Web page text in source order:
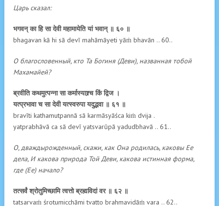
Царь сказал:
भगवन् का हि सा देवी महामायेति यां भवान् ॥ ६० ॥
bhagavan kā hi sā devī mahāmāyeti yāṁ bhavān .. 60..
О благословенный, кто Та Богиня (Деви), названная тобой
Махамайей?
ब्रवीति कथमुत्पन्ना सा कर्मास्याश्र्च किं द्विज ।
यत्प्रभावा च सा देवी यत्स्वरुपा यदुद्भवा ॥ ६१ ॥
bravīti kathamutpannā sā karmāsyāśca kiṁ dvija .
yatprabhāvā ca sā devī yatsvarūpā yadudbhavā .. 61..
О, дваждырожденный, скажи, как Она родилась, каковы Ее
дела, И какова природа Той Деви, какова истинная форма,
где (Ее) начало?
तत्सर्वं श्रोतुमिच्छामि त्वत्तो ब्रह्मविदां वर ॥ ६२ ॥
tatsarvaṁ śrotumicchāmi tvatto brahmavidāṁ vara .. 62..